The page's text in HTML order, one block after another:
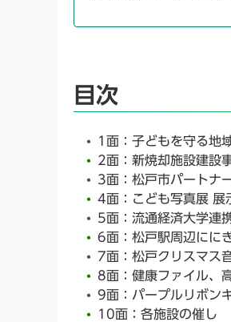
目次
1面：子どもを守る地
2面：新焼却施設建設
3面：松戸市パートナ
4面：こども写真展 展
5面：流通経済大学連
6面：松戸駅周辺にに
7面：松戸クリスマス
8面：健康ファイル、
9面：パープルリボン
10面：各施設の催し